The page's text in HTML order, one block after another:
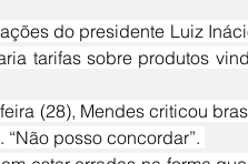
tarifas sobre produtos
posso concordar”.